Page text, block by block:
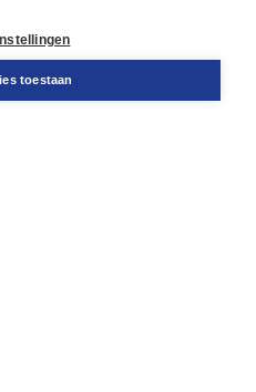
toestaan